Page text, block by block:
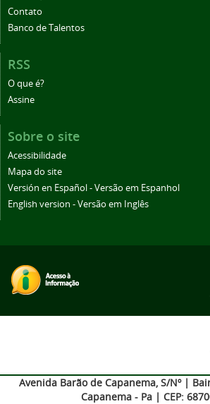
Contato
Banco de Talentos
RSS
O que é?
Assine
Sobre o site
Acessibilidade
Mapa do site
Versión en Español - Versão em Espanhol
English version - Versão em Inglês
Avenida Barão de Capanema, S/Nº |
Capanema - Pa | CEP: